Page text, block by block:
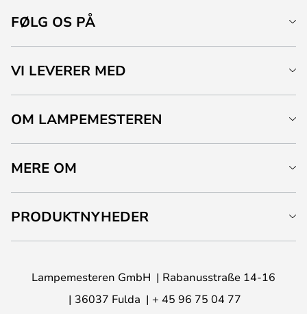
FØLG OS PÅ
VI LEVERER MED
OM LAMPEMESTEREN
MERE OM
PRODUKTNYHEDER
Lampemesteren GmbH
Rabanusstraße 14-16
36037 Fulda
+ 45 96 75 04 77